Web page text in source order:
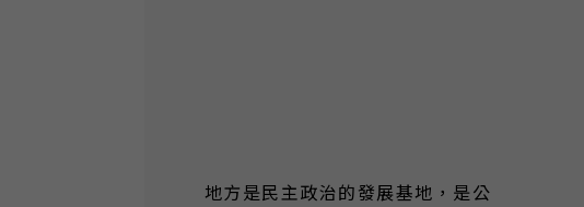
地方是民主政治的發展基地，是公